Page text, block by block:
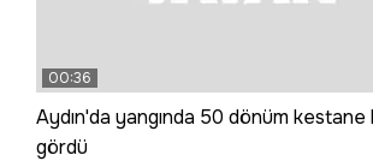
00:36
Aydın'da yangında 50 dönüm
gördü